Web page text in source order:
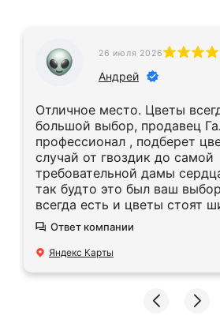
26 июля 2026
Андрей
Отличное место. Цветы
большой выбор, продавец
профессионал , подберет
случай от гвоздик до самой
требовательной дамы
так будто это был ваш
всегда есть и цветы стоят
Ответ компании
Яндекс Карты